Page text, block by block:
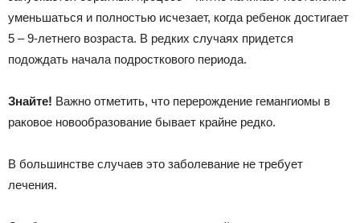
уменьшаться и полностью исчезает, когда ребенок достигает
5 – 9-летнего возраста. В редких случаях придется
подождать начала подросткового периода.
Знайте! Важно отметить, что перерождение гемангиомы в
раковое новообразование бывает крайне редко.
В большинстве случаев это заболевание не требует
лечения.